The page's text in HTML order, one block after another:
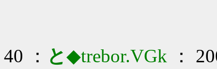
40 ： と◆trebor.VGk ：